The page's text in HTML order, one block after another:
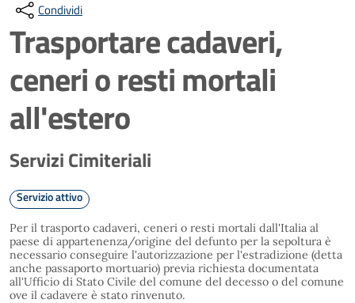
Condividi
Trasportare cadaveri,
ceneri o resti mortali
all'estero
Servizi Cimiteriali
Servizio attivo
Per il trasporto cadaveri, ceneri o resti mortali dall'Italia al
paese di appartenenza/origine del defunto per la sepoltura è
necessario conseguire l'autorizzazione per l'estradizione (detta
anche passaporto mortuario) previa richiesta documentata
all'Ufficio di Stato Civile del comune del decesso o del comune
ove il cadavere è stato rinvenuto.